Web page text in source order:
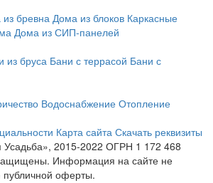
бревна Дома из блоков Каркасные
Дома из СИП-панелей
из бруса Бани с террасой Бани с
Водоснабжение Отопление
Карта сайта Скачать реквизиты
2015-2022 ОГРН 1 172 468
Информация на сайте не
публичной оферты.